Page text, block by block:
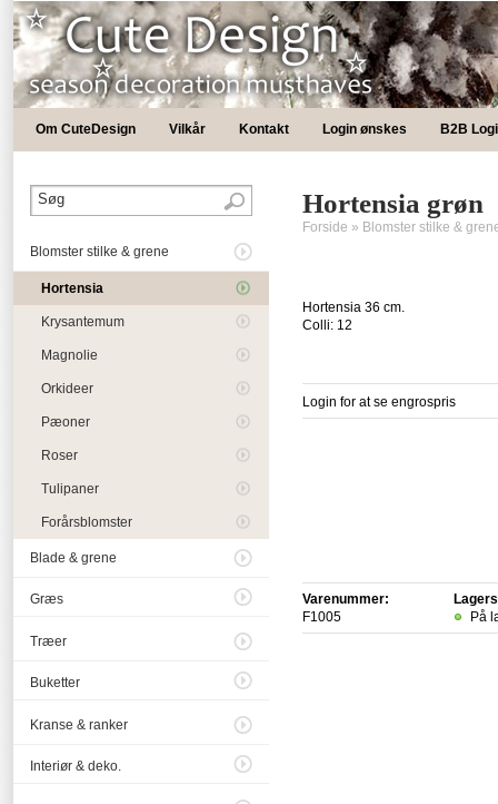
Om CuteDesign Vilkår Kontakt Login ønskes B2B
Blomster stilke & grene
Hortensia
Krysantemum
Magnolie
Orkideer
Pæoner
Roser
Tulipaner
Forårsblomster
Blade & grene
Græs
Træer
Buketter
Kranse & ranker
Interiør & deko.
Hortensia grøn
Forside » Blomster stilke &
Hortensia 36 cm.
Colli: 12
Login for at se engrospris
Varenummer:
F1005
På